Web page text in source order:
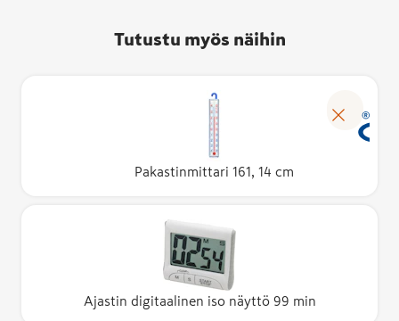
Tutustu myös näihin
Pakastinmittari 161, 14 cm
Ajastin digitaalinen iso näyttö 99 min